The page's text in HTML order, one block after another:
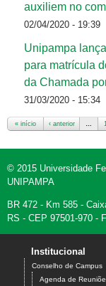
auxiliem no
02/04/2020 - 19:39
Unipampa
para matrícula
da Chamada
31/03/2020 - 15:34
« início ‹ anterior …
© 2015 Universidade
UNIPAMPA
BR 472 - Km 585 -
RS - CEP 97501-970 -
Institucional
Conselho de Campus
Agenda de